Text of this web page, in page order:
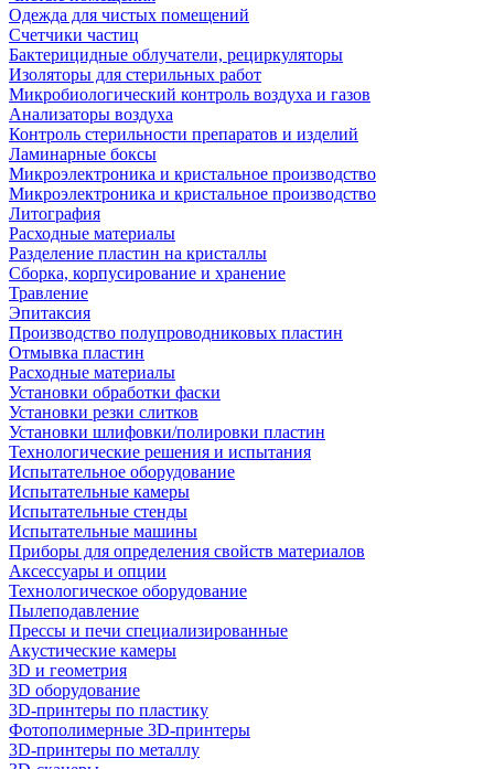
Одежда для чистых помещений
Счетчики частиц
Бактерицидные облучатели, рециркуляторы
Изоляторы для стерильных работ
Микробиологический контроль воздуха и газов
Анализаторы воздуха
Контроль стерильности препаратов и изделий
Ламинарные боксы
Микроэлектроника и кристальное производство
Микроэлектроника и кристальное производство
Литография
Расходные материалы
Разделение пластин на кристаллы
Сборка, корпусирование и хранение
Травление
Эпитаксия
Производство полупроводниковых пластин
Отмывка пластин
Расходные материалы
Установки обработки фаски
Установки резки слитков
Установки шлифовки/полировки пластин
Технологические решения и испытания
Испытательное оборудование
Испытательные камеры
Испытательные стенды
Испытательные машины
Приборы для определения свойств материалов
Аксессуары и опции
Технологическое оборудование
Пылеподавление
Прессы и печи специализированные
Акустические камеры
3D и геометрия
3D оборудование
3D-принтеры по пластику
Фотополимерные 3D-принтеры
3D-принтеры по металлу